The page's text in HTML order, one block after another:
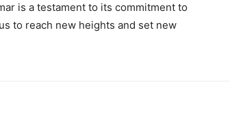
is a testament to its commitment to
to reach new heights and set new